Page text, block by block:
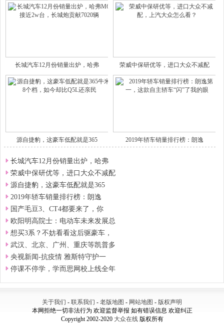
长城汽车12月份销量出炉，哈弗 荣威中保研优等，进口大众不减配
源自捷豹，这豪车低配就是365 2019年轿车销量排行榜：朗逸
长城汽车12月份销量出炉，哈弗
荣威中保研优等，进口大众不减配
源自捷豹，这豪车低配就是365
2019年轿车销量排行榜：朗逸
国产毛豆3、CT4都要来了，你
欧阳明高院士：电动车未来发展总
想买3系？不妨看看这后驱豪车，
武汉、北京、广州、重庆等凯普多
央视新闻-抗疫情 雅斯特守护一
停课不停学，学而思网校上线全年
关于我们 - 联系我们 - 老版地图 - 网站地图 - 版权声明
本网拒绝一切非法行为 欢迎监督举报 如有错误信息 欢迎纠正
Copyright 2002-2020 大众在线版权所有